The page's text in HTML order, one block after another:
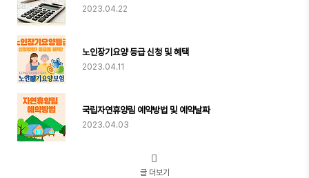
2023.04.22
노인장기요양 등급 신청 및 혜택
2023.04.11
국립자연휴양림 예약방법 및 예약날짜
2023.04.03
글 더보기